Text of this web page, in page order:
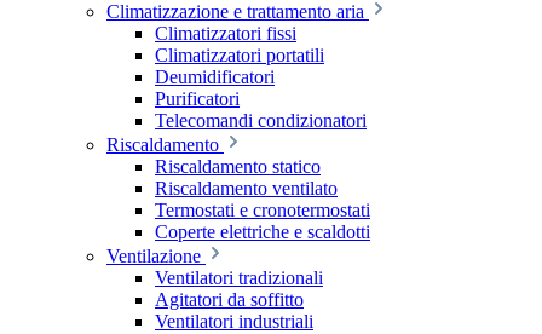
Climatizzazione e trattamento aria
Climatizzatori fissi
Climatizzatori portatili
Deumidificatori
Purificatori
Telecomandi condizionatori
Riscaldamento
Riscaldamento statico
Riscaldamento ventilato
Termostati e cronotermostati
Coperte elettriche e scaldotti
Ventilazione
Ventilatori tradizionali
Agitatori da soffitto
Ventilatori industriali